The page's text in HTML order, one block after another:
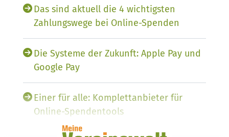
Das sind aktuell die 4 wichtigsten
Zahlungswege bei Online-Spenden
Die Systeme der Zukunft: Apple Pay und
Google Pay
Einer für alle: Komplettanbieter für
Online-Spendentools